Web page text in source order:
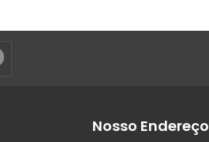
Nosso Endereço